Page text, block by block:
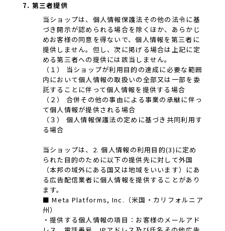
7. 第三者提供
当ショップは、個人情報保護法その他の法令に基
づき開示が認められる場合を除くほか、あらかじ
めお客様の同意を得ないで、個人情報を第三者に
提供しません。但し、次に掲げる場合は上記に定
める第三者への提供には該当しません。
（１） 当ショップが利用目的の達成に必要な範囲
内において個人情報の取扱いの全部又は一部を委
託することに伴って個人情報を提供する場合
（２） 合併その他の事由による事業の承継に伴っ
て個人情報が提供される場合
（３） 個人情報保護法の定めに基づき共同利用す
る場合
当ショップは、2. 個人情報の利用目的(3)に定め
られた目的のために以下の提供先に対して外国
（本邦の域外にある国又は地域をいいます）にあ
る広告配信業者に個人情報を提供することがあり
ます。
■ Meta Platforms, Inc.（米国・カリフォルニア
州）
・提供する個人情報の項目：お客様のメールアド